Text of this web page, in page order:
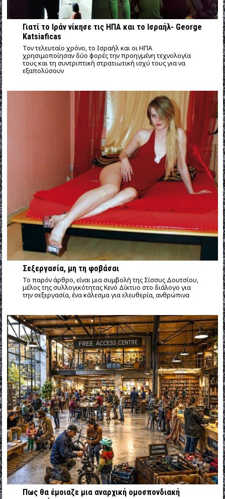
Γιατί το Ιράν νίκησε τις ΗΠΑ και το Ισραήλ- George
Katsiaficas
Τον τελευταίο χρόνο, το Ισραήλ και οι ΗΠΑ
χρησιμοποίησαν δύο φορές την προηγμένη τεχνολογία
τους και τη συντριπτική στρατιωτική ισχύ τους για να
εξαπολύσουν
Σεξεργασία, μη τη φοβάσαι
Το παρόν άρθρο, είναι μια συμβολή της Σίσσυς Δουτσίου,
μέλος της συλλογικότητας Κενό Δίκτυο στο διάλογο για
την σεξεργασία, ένα κάλεσμα για ελευθερία, ανθρώπινα
Πως θα έμοιαζε μια αναρχική ομοσπονδιακή